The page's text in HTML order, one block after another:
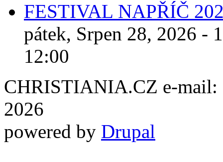
FESTIVAL NAPŘÍČ
pátek, Srpen 28, 2026 -
12:00
CHRISTIANIA.CZ e-mail:
2026
powered by Drupal